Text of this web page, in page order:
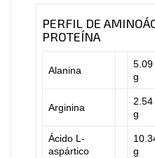
PERFIL DE
PROTEÍNA
Alanina
5.09
g
Arginina
2.54
g
Ácido L-
aspártico
g